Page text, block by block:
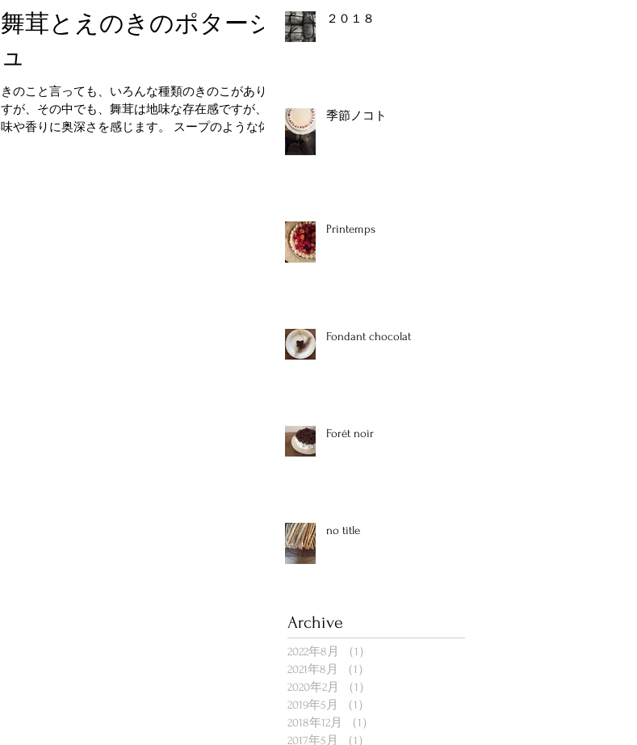
舞茸とえのきのポタージ
ュ
きのこと言っても、いろんな種類のきのこがありま
すが、その中でも、舞茸は地味な存在感ですが、風
味や香りに奥深さを感じます。 スープのような体に
２０１８
季節ノコト
Printemps
Fondant chocolat
Forêt noir
no title
Archive
2022年8月 （1）
2021年8月
（1）
2020年2月
（1）
2019年5月
（1）
2018年12月
（1）
2017年5月
（1）